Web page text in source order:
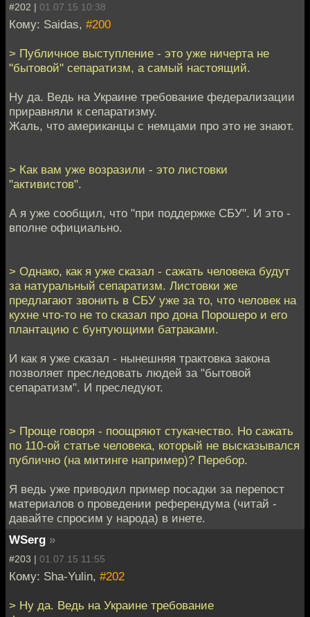
#202 | 01.07.15 10:38
Кому: Saidas, #200
> Публичное выступление - это уже ничерта не
"бытовой" сепаратизм, а самый настоящий.
Ну да. Ведь на Украине требование федерализации
приравняли к сепаратизму.
Жаль, что американцы с немцами про это не знают.
> Как вам уже возразили - это листовки
"активистов".
А я уже сообщил, что "при поддержке СБУ". И это -
вполне официально.
> Однако, как я уже сказал - сажать человека будут
за натуральный сепаратизм. Листовки же
предлагают звонить в СБУ уже за то, что человек на
кухне что-то не то сказал про дона Порошеро и его
плантацию с бунтующими батраками.
И как я уже сказал - нынешняя трактовка закона
позволяет преследовать людей за "бытовой
сепаратизм". И преследуют.
> Проще говоря - поощряют стукачество. Но сажать
по 110-ой статье человека, который не высказывался
публично (на митинге например)? Перебор.
Я ведь уже приводил пример посадки за перепост
материалов о проведении референдума (читай -
давайте спросим у народа) в инете.
WSerg »
#203 | 01.07.15 11:55
Кому: Sha-Yulin, #202
> Ну да. Ведь на Украине требование